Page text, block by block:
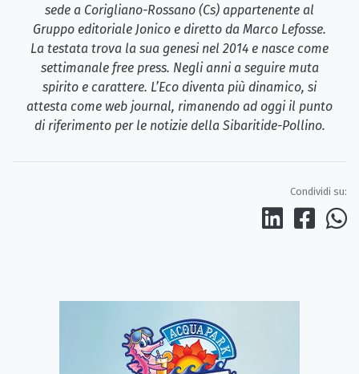
sede a Corigliano-Rossano (Cs) appartenente al
Gruppo editoriale Jonico e diretto da Marco Lefosse.
La testata trova la sua genesi nel 2014 e nasce come
settimanale free press. Negli anni a seguire muta
spirito e carattere. L’Eco diventa più dinamico, si
attesta come web journal, rimanendo ad oggi il punto
di riferimento per le notizie della Sibaritide-Pollino.
Condividi su: